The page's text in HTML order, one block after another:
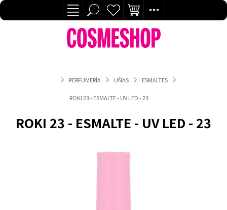
PERFUMERÍA UÑAS ESMALTES
ROKI 23 - ESMALTE - UV LED - 23
ROKI 23 - ESMALTE - UV LED - 23